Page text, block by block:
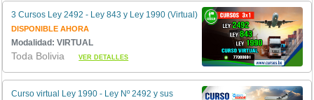
3 Cursos Ley 2492 - Ley 843 y Ley 1990 (Virtual)
DISPONIBLE AHORA
Modalidad: VIRTUAL
Toda BoliviaVER DETALLES
Curso virtual Ley 1990 - Ley Nº 2492 y sus